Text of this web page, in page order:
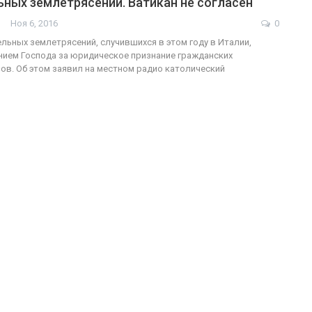
Ноя 6, 2016
0
землетрясений, случившихся в этом году в Италии,
Господа за юридическое признание гражданских
Об этом заявил на местном радио католический
ФОТО